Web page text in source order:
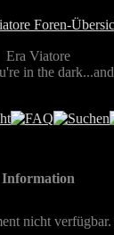
Era Viatore
in the
Information
nicht